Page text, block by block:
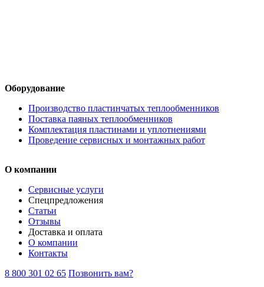
Оборудование
Производство пластинчатых теплообменников
Поставка паяных теплообменников
Комплектация пластинами и уплотнениями
Проведение сервисных и монтажных работ
О компании
Сервисные услуги
Спецпредложения
Статьи
Отзывы
Доставка и оплата
О компании
Контакты
8 800 301 02 65 Позвонить вам?